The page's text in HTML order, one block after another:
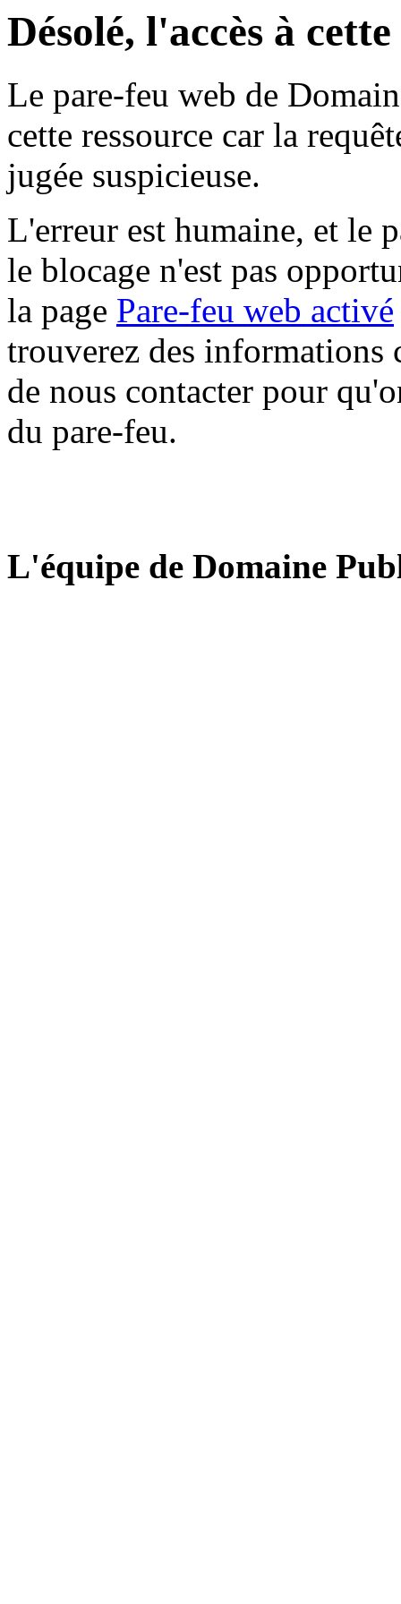
Désolé, l'accès à
Le pare-feu web de
cette ressource car la
jugée suspicieuse.
L'erreur est humaine, et le
le blocage n'est pas
la page Pare-feu web activé
trouverez des informations
de nous contacter pour
du pare-feu.
L'équipe de Domaine